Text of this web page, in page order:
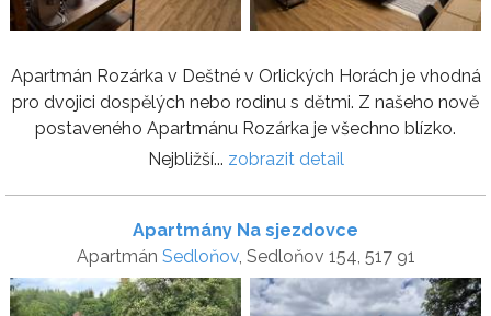
Apartmán Rozárka v Deštné v Orlických Horách je vhodná
pro dvojici dospělých nebo rodinu s dětmi. Z našeho nově
postaveného Apartmánu Rozárka je všechno blízko.
Nejbližší... zobrazit detail
Apartmány Na sjezdovce
Apartmán Sedloňov, Sedloňov 154, 517 91